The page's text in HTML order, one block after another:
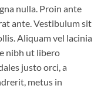
nulla. Proin ante
ante. Vestibulum sit
Aliquam vel lacinia
nibh ut libero
justo orci, a
metus in